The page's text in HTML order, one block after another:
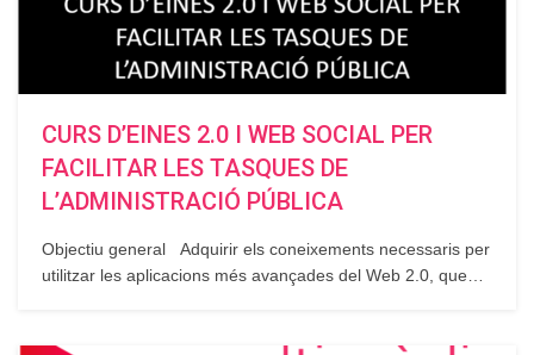
CURS D’EINES 2.0 I WEB SOCIAL PER
FACILITAR LES TASQUES DE
L’ADMINISTRACIÓ PÚBLICA
Objectiu general Adquirir els coneixements necessaris per
utilitzar les aplicacions més avançades del Web 2.0, que